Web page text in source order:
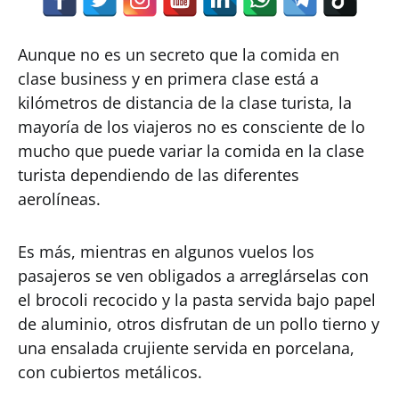
Aunque no es un secreto que la comida en
clase business y en primera clase está a
kilómetros de distancia de la clase turista, la
mayoría de los viajeros no es consciente de lo
mucho que puede variar la comida en la clase
turista dependiendo de las diferentes
aerolíneas.
Es más, mientras en algunos vuelos los
pasajeros se ven obligados a arreglárselas con
el brocoli recocido y la pasta servida bajo papel
de aluminio, otros disfrutan de un pollo tierno y
una ensalada crujiente servida en porcelana,
con cubiertos metálicos.